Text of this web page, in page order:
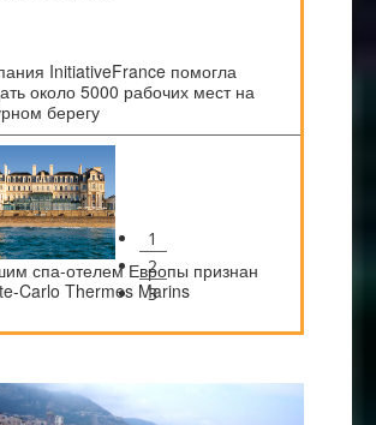
InitiativeFrance помогла
около 5000 рабочих мест на
берегу
спа-отелем Европы признан
Carlo Thermes Marins
1
2
3